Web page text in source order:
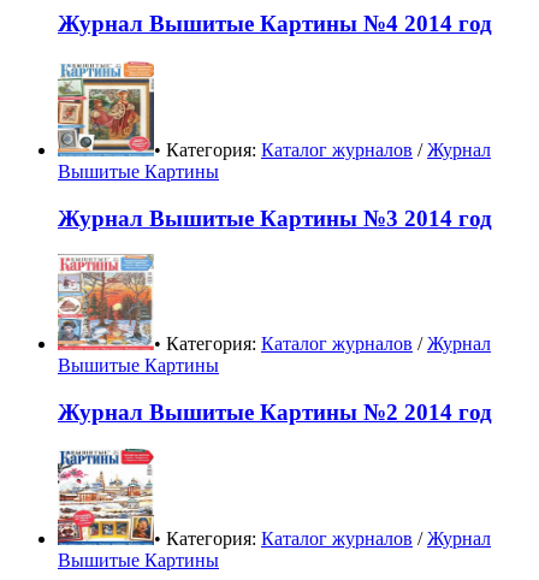
Журнал Вышитые Картины №4 2014 год
• Категория: Каталог журналов /Журнал
Вышитые Картины
Журнал Вышитые Картины №3 2014 год
• Категория: Каталог журналов /Журнал
Вышитые Картины
Журнал Вышитые Картины №2 2014 год
• Категория: Каталог журналов /Журнал
Вышитые Картины